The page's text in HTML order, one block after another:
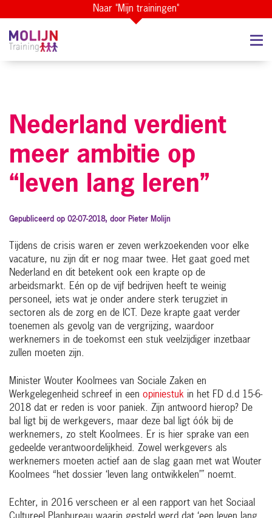
Naar "Mijn trainingen"
Nederland verdient
meer ambitie op
“leven lang leren”
Gepubliceerd op 02-07-2018, door Pieter Molijn
Tijdens de crisis waren er zeven werkzoekenden voor elke
vacature, nu zijn dit er nog maar twee. Het gaat goed met
Nederland en dit betekent ook een krapte op de
arbeidsmarkt. Eén op de vijf bedrijven heeft te weinig
personeel, iets wat je onder andere sterk terugziet in
sectoren als de zorg en de ICT. Deze krapte gaat verder
toenemen als gevolg van de vergrijzing, waardoor
werknemers in de toekomst een stuk veelzijdiger inzetbaar
zullen moeten zijn.
Minister Wouter Koolmees van Sociale Zaken en
Werkgelegenheid schreef in een opiniestuk in het FD d.d 15-6-
2018 dat er reden is voor paniek. Zijn antwoord hierop? De
bal ligt bij de werkgevers, maar deze bal ligt óók bij de
werknemers, zo stelt Koolmees. Er is hier sprake van een
gedeelde verantwoordelijkheid. Zowel werkgevers als
werknemers moeten actief aan de slag gaan met wat Wouter
Koolmees “het dossier ‘leven lang ontwikkelen’” noemt.
Echter, in 2016 verscheen er al een rapport van het Sociaal